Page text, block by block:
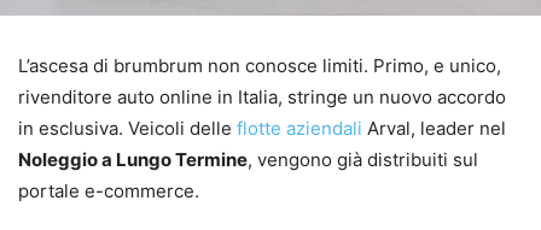
L’ascesa di brumbrum non conosce limiti. Primo, e unico,
rivenditore auto online in Italia, stringe un nuovo accordo
in esclusiva. Veicoli delle flotte aziendali Arval, leader nel
Noleggio a Lungo Termine, vengono già distribuiti sul
portale e-commerce.